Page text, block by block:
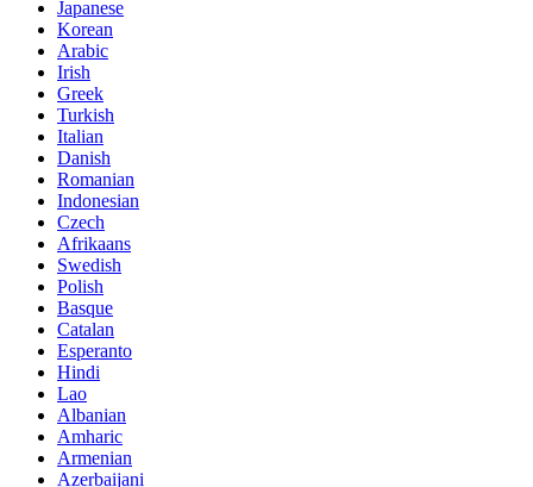
Japanese
Korean
Arabic
Irish
Greek
Turkish
Italian
Danish
Romanian
Indonesian
Czech
Afrikaans
Swedish
Polish
Basque
Catalan
Esperanto
Hindi
Lao
Albanian
Amharic
Armenian
Azerbaijani